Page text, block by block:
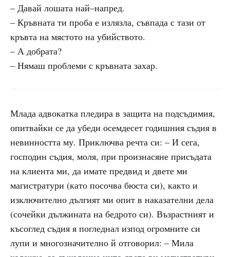
– Давай лошата най–напред.
– Кръвната ти проба е излязла, съвпада с тази от
кръвта на мястото на убийството.
– А добрата?
– Нямаш проблеми с кръвната захар.
Млада адвокатка пледира в защита на подсъдимия,
опитвайки се да убеди осемдесет годишния съдия в
невинността му. Приключва речта си: – И сега,
господин съдия, моля, при произнасяне присъдата
на клиента ми, да имате предвид и двете ми
магистратури (като посочва бюста си), както и
изключително дългият ми опит в наказателни дела
(сочейки дължината на бедрото си). Възрастният и
късоглед съдия я погледнал изпод огромните си
лупи и многозначително й отговорил: – Мила